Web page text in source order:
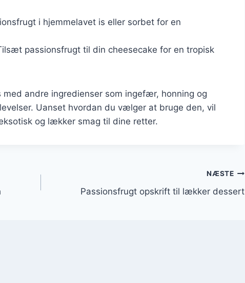
i hjemmelavet is eller sorbet for en
passionsfrugt til din cheesecake for en tropisk
andre ingredienser som ingefær, honning og
Uanset hvordan du vælger at bruge den, vil
og lækker smag til dine retter.
NÆSTE
Passionsfrugt opskrift til lækker dessert